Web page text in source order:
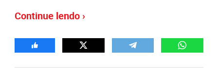
Continue lendo ›